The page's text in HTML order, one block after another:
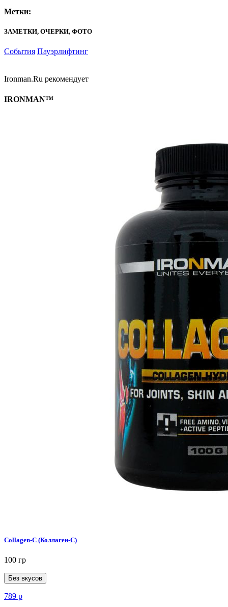
Метки:
ЗАМЕТКИ, ОЧЕРКИ, ФОТО
События Пауэрлифтинг
Ironman.Ru рекомендует
IRONMAN™
Collagen-C (Коллаген-C)
100 гр
Без вкусов
789 р